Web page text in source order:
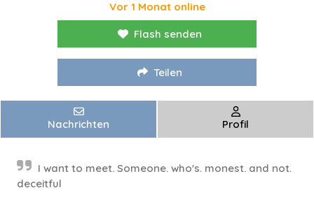
Vor 1 Monat online
Flash senden
Teilen
Nachrichten Profil
I want to meet. Someone. who's. monest. and not.
deceitful